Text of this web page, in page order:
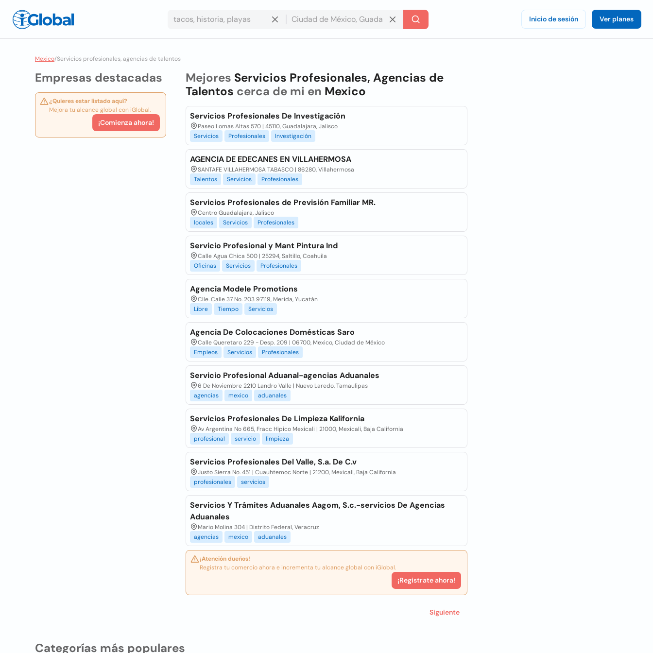
Inicio de sesión Ver planes
Mexico/Servicios profesionales, agencias de talentos
Empresas destacadas
¿Quieres estar listado aquí?
Mejora tu alcance global con iGlobal.
¡Comienza ahora!
Mejores Servicios Profesionales, Agencias de
Talentos cerca de mi en Mexico
Servicios Profesionales De Investigación
Paseo Lomas Altas 570 | 45110, Guadalajara, Jalisco
Servicios
Profesionales Investigación
AGENCIA DE EDECANES EN VILLAHERMOSA
SANTAFE VILLAHERMOSA TABASCO | 86280, Villahermosa
Talentos
Servicios Profesionales
Servicios Profesionales de Previsión Familiar MR.
Centro Guadalajara, Jalisco
locales
Servicios Profesionales
Servicio Profesional y Mant Pintura Ind
Calle Agua Chica 500 | 25294, Saltillo, Coahuila
Oficinas
Servicios Profesionales
Agencia Modele Promotions
Clle. Calle 37 No. 203 97119, Merida, Yucatán
Libre
Tiempo Servicios
Agencia De Colocaciones Domésticas Saro
Calle Queretaro 229 - Desp. 209 | 06700, Mexico, Ciudad de México
Empleos
Servicios Profesionales
Servicio Profesional Aduanal-agencias Aduanales
6 De Noviembre 2210 Landro Valle | Nuevo Laredo, Tamaulipas
agencias
mexico aduanales
Servicios Profesionales De Limpieza Kalifornia
Av Argentina No 665, Fracc Hipico Mexicali | 21000, Mexicali, Baja California
profesional
servicio limpieza
Servicios Profesionales Del Valle, S.a. De C.v
Justo Sierra No. 451 | Cuauhtemoc Norte | 21200, Mexicali, Baja California
profesionales
servicios
Servicios Y Trámites Aduanales Aagom, S.c.-servicios De Agencias
Aduanales
Mario Molina 304 | Distrito Federal, Veracruz
agencias
mexico aduanales
¡Atención dueños!
Registra tu comercio ahora e incrementa tu alcance global con iGlobal.
¡Registrate ahora!
Siguiente
Categorías más populares